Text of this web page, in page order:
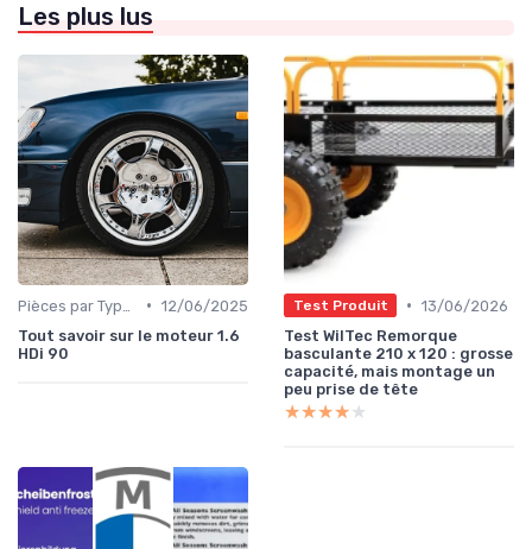
Les plus lus
• 12/06/2025
Tout savoir sur le moteur 1.6
HDi 90
Test Produit • 13/06/2026
Test WilTec Remorque
basculante 210 x 120 : grosse
capacité, mais montage un
peu prise de tête
★★★★★
★★★★★